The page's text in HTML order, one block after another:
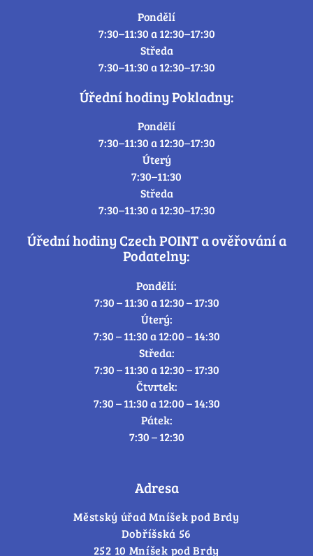
Pondělí
7:30–11:30 a 12:30–17:30
Středa
7:30–11:30 a 12:30–17:30
Úřední hodiny Pokladny:
Pondělí
7:30–11:30 a 12:30–17:30
Úterý
7:30–11:30
Středa
7:30–11:30 a 12:30–17:30
Úřední hodiny Czech POINT a ověřování a
Podatelny:
Pondělí:
7:30 – 11:30 a 12:30 – 17:30
Úterý:
7:30 – 11:30 a 12:00 – 14:30
Středa:
7:30 – 11:30 a 12:30 – 17:30
Čtvrtek:
7:30 – 11:30 a 12:00 – 14:30
Pátek:
7:30 – 12:30
Adresa
Městský úřad Mníšek pod Brdy
Dobříšská 56
252 10 Mníšek pod Brdy